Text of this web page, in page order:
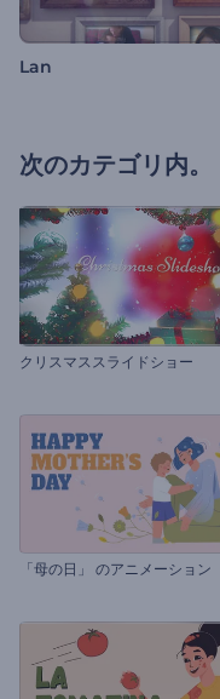
Lan
次のカテゴリ内。
クリスマススライドショー
「母の日」 のアニメーション